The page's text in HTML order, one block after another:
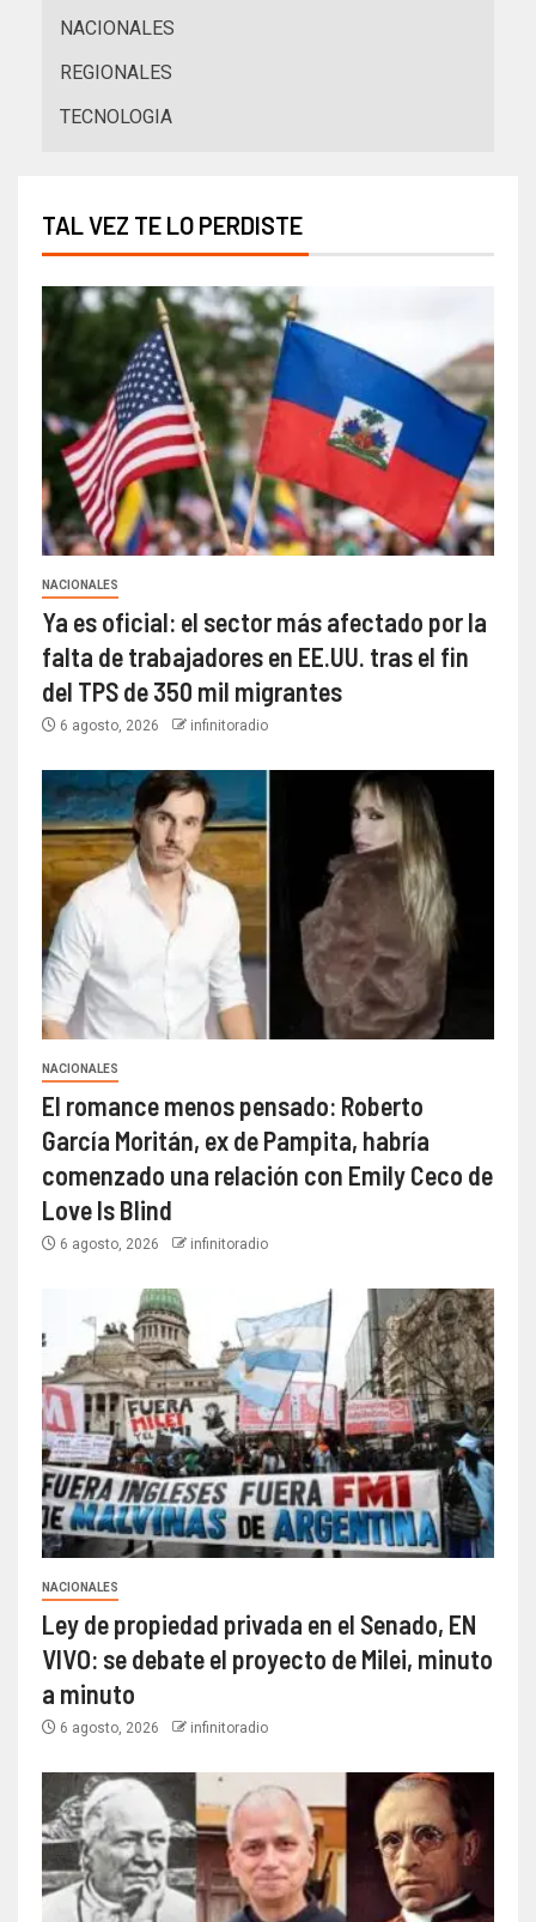
NACIONALES
REGIONALES
TECNOLOGIA
TAL VEZ TE LO PERDISTE
NACIONALES
Ya es oficial: el sector más afectado por la
falta de trabajadores en EE.UU. tras el fin
del TPS de 350 mil migrantes
6 agosto, 2026 infinitoradio
NACIONALES
El romance menos pensado: Roberto
García Moritán, ex de Pampita, habría
comenzado una relación con Emily Ceco de
Love Is Blind
6 agosto, 2026 infinitoradio
NACIONALES
Ley de propiedad privada en el Senado, EN
VIVO: se debate el proyecto de Milei, minuto
a minuto
6 agosto, 2026 infinitoradio